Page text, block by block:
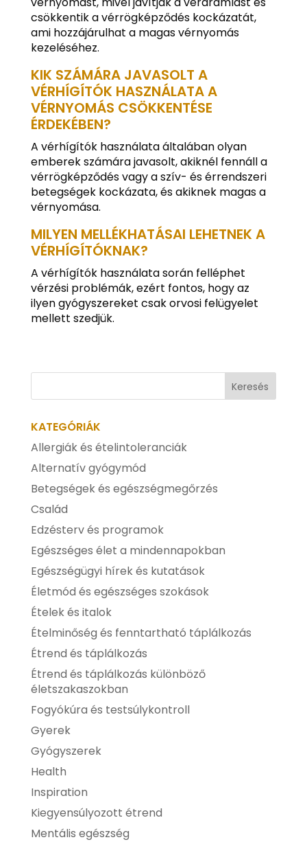
csökkentik a vérrögképződés kockázatát,
ami hozzájárulhat a magas vérnyomás
kezeléséhez.
KIK SZÁMÁRA JAVASOLT A
VÉRHÍGÍTÓK HASZNÁLATA A
VÉRNYOMÁS CSÖKKENTÉSE
ÉRDEKÉBEN?
A vérhígítók használata általában olyan
emberek számára javasolt, akiknél fennáll a
vérrögképződés vagy a szív- és érrendszeri
betegségek kockázata, és akiknek magas a
vérnyomása.
MILYEN MELLÉKHATÁSAI LEHETNEK A
VÉRHÍGÍTÓKNAK?
A vérhígítók használata során felléphet
vérzési problémák, ezért fontos, hogy az
ilyen gyógyszereket csak orvosi felügyelet
mellett szedjük.
KATEGÓRIÁK
Allergiák és ételintoleranciák
Alternatív gyógymód
Betegségek és egészségmegőrzés
Család
Edzésterv és programok
Egészséges élet a mindennapokban
Egészségügyi hírek és kutatások
Életmód és egészséges szokások
Ételek és italok
Ételminőség és fenntartható táplálkozás
Étrend és táplálkozás
Étrend és táplálkozás különböző
életszakaszokban
Fogyókúra és testsúlykontroll
Gyerek
Gyógyszerek
Health
Inspiration
Kiegyensúlyozott étrend
Mentális egészség